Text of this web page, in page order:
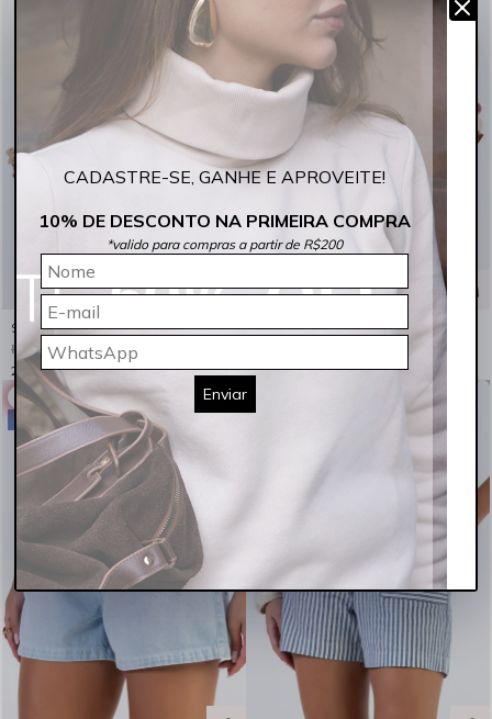
Shorts Feminino Cintura Alta com Barra Dobrada Indigo Claro Rocksham - 254007
R$ 209,90 R$ 104,95
2x
R$ 52,48sem juros
2xR$ 58,73sem juros
R$ 109,95 OFF
ROCKSALE
CADASTRE-SE, GANHE E APROVEITE!
10% DE DESCONTO NA PRIMEIRA COMPRA
*valido para compras a partir de R$200
Enviar